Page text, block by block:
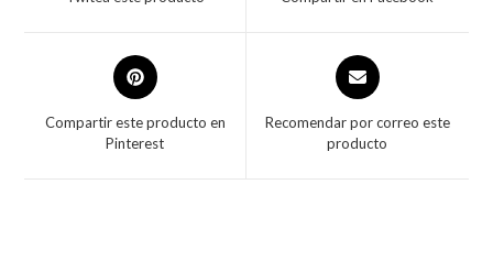
Compartir este producto en
Pinterest
Recomendar por correo este
producto